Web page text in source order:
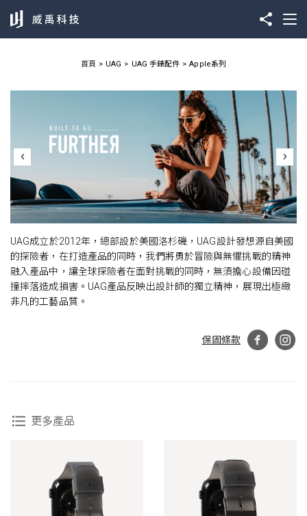
首頁 UAG UAG 手錶配件 Apple系列
UAG成立於2012年，總部設於美國洛杉磯，UAG設計發想源自美國
的探險者，在打造產品的同時，我們將勇於冒險與無懼挑戰的精神
融入產品中，讓全球探險者在面對挑戰的同時，無須擔心設備因碰
撞摔落造成損害。UAG產品反映出設計師的獨立精神，展現出極緻
非凡的工藝品質。
保固條款
更多產品